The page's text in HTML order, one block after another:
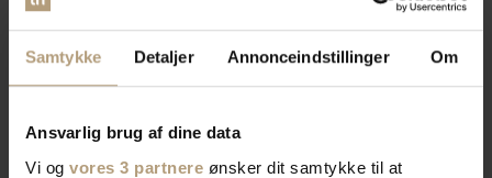
Samtykke Detaljer Annonceindstillinger Om
Ansvarlig brug af dine data
Vi og vores 3 partnere ønsker dit samtykke til at